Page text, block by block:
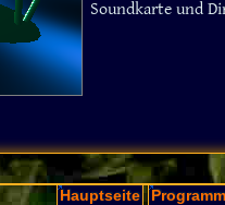
Soundkarte und
Hauptseite